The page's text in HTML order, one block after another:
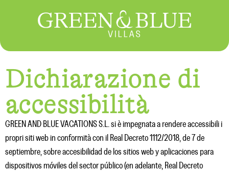
Dichiarazione di
accessibilità
GREEN AND BLUE VACATIONS S.L. si è impegnata a rendere accessibili i
propri siti web in conformità con il Real Decreto 1112/2018, de 7 de
septiembre, sobre accesibilidad de los sitios web y aplicaciones para
dispositivos móviles del sector público (en adelante, Real Decreto